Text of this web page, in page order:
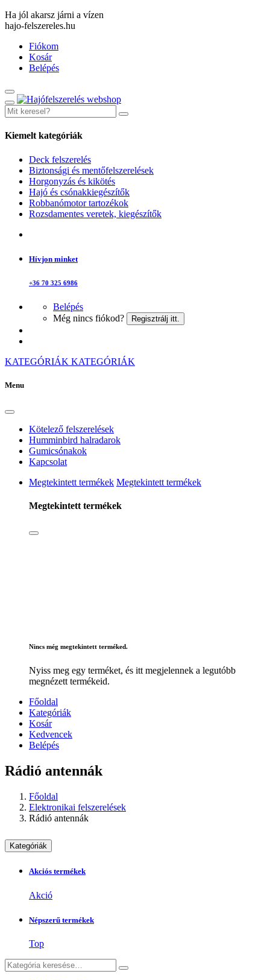
Ha jól akarsz járni a vízen
hajo-felszereles.hu
Fiókom
Kosár
Belépés
Kiemelt kategóriák
Deck felszerelés
Biztonsági és mentőfelszerelések
Horgonyzás és kikötés
Hajó és csónakkiegészítők
Robbanómotor tartozékok
Rozsdamentes veretek, kiegészítők
Hívjon minket
+36 70 325 6986
Belépés
Még nincs fiókod?
Regisztrálj itt.
KATEGÓRIÁK KATEGÓRIÁK
Menu
Kötelező felszerelések
Humminbird halradarok
Gumicsónakok
Kapcsolat
Megtekintett termékek Megtekintett termékek
Megtekintett termékek
Nincs még megtekintett terméked.
Nyiss meg egy terméket, és itt megjelennek a legutóbb
megnézett termékeid.
Főoldal
Kategóriák
Kosár
Kedvencek
Belépés
Rádió antennák
Főoldal
Elektronikai felszerelések
Rádió antennák
Kategóriák
Akciós termékek
Akció
Népszerű termékek
Top